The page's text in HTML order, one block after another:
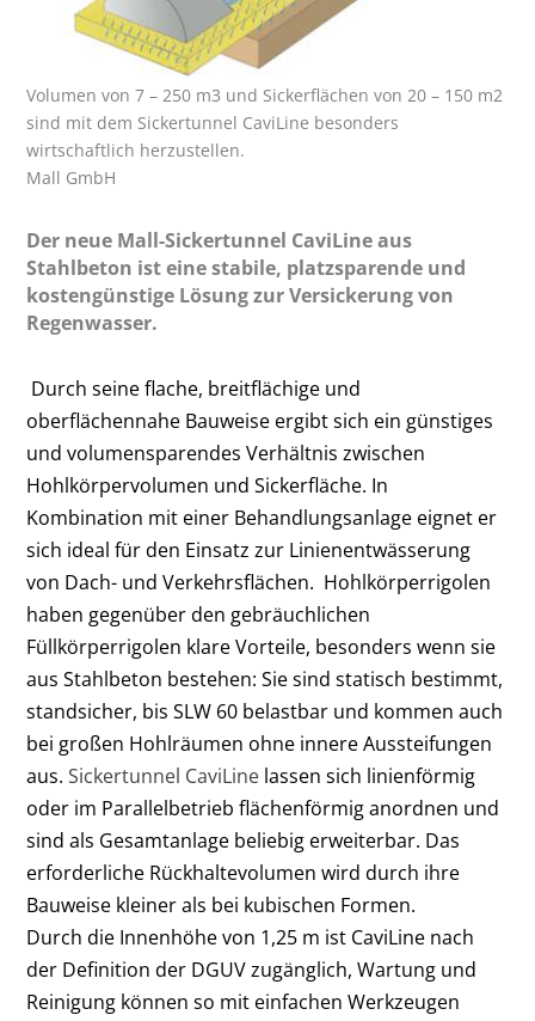
Volumen von 7 – 250 m3 und Sickerflächen von 20 – 150 m2
sind mit dem Sickertunnel CaviLine besonders
wirtschaftlich herzustellen.
Mall GmbH
Der neue Mall-Sickertunnel CaviLine aus
Stahlbeton ist eine stabile, platzsparende und
kostengünstige Lösung zur Versickerung von
Regenwasser.
Durch seine flache, breitflächige und
oberflächennahe Bauweise ergibt sich ein günstiges
und volumensparendes Verhältnis zwischen
Hohlkörpervolumen und Sickerfläche. In
Kombination mit einer Behandlungsanlage eignet er
sich ideal für den Einsatz zur Linienentwässerung
von Dach- und Verkehrsflächen. Hohlkörperrigolen
haben gegenüber den gebräuchlichen
Füllkörperrigolen klare Vorteile, besonders wenn sie
aus Stahlbeton bestehen: Sie sind statisch bestimmt,
standsicher, bis SLW 60 belastbar und kommen auch
bei großen Hohlräumen ohne innere Aussteifungen
aus.Sickertunnel CaviLine lassen sich linienförmig
oder im Parallelbetrieb flächenförmig anordnen und
sind als Gesamtanlage beliebig erweiterbar. Das
erforderliche Rückhaltevolumen wird durch ihre
Bauweise kleiner als bei kubischen Formen.
Durch die Innenhöhe von 1,25 m ist CaviLine nach
der Definition der DGUV zugänglich, Wartung und
Reinigung können so mit einfachen Werkzeugen